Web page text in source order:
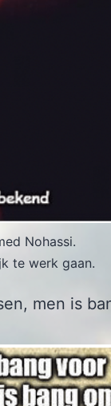
Nohassi.
te werk gaan.
men is